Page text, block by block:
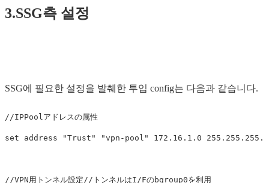
3.SSG측 설정
SSG에 필요한 설정을 발췌한 투입 config는 다음과 같습니다.
//IPPoolアドレスの属性
set address "Trust" "vpn-pool" 172.16.1.0
//VPN用トンネル設定//トンネルはI/Fのbgroup0を利用